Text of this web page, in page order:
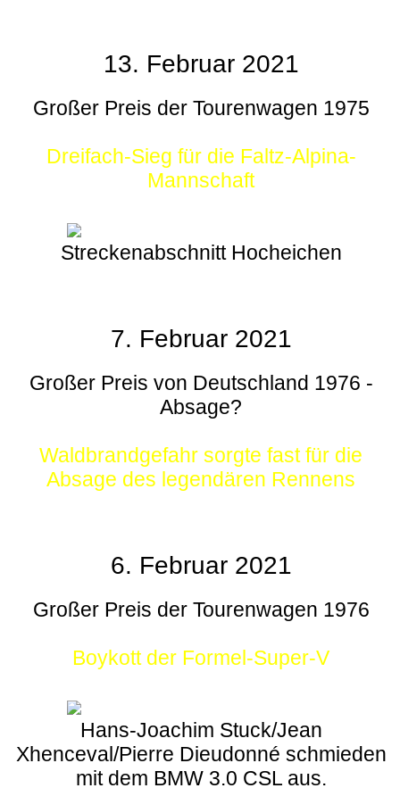
13. Februar 2021
Großer Preis der Tourenwagen 1975
Dreifach-Sieg für die Faltz-Alpina-
Mannschaft
Streckenabschnitt Hocheichen
7. Februar 2021
Großer Preis von Deutschland 1976 -
Absage?
Waldbrandgefahr sorgte fast für die
Absage des legendären Rennens
6. Februar 2021
Großer Preis der Tourenwagen 1976
Boykott der Formel-Super-V
Hans-Joachim Stuck/Jean
Xhenceval/Pierre Dieudonné schmieden
mit dem BMW 3.0 CSL aus.